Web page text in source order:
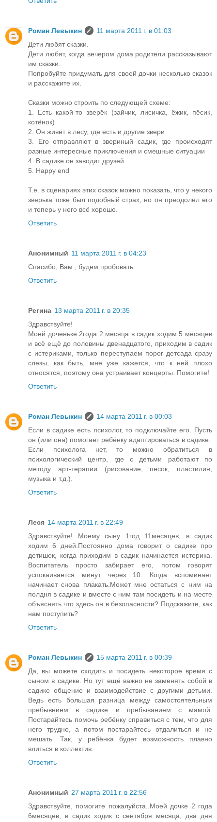
Роман Левыкин
11 марта 2011 г. в 01:03
Дети любят сказки.
Дети любят, когда вечером дома родители рассказывают
им сказки.
Попробуйте придумать для своей дочки несколько сказок
и расскажите их.
Сказки можно строить по следующей схеме:
1. Есть какой-то зверёк (зайчик, лисичка, ёжик, пёсик,
котёнок)
2. Он живёт в лесу, где есть и другие звери
3. Его отправляют в звериный садик, где происходят
разные интересные приключения и смешные ситуации
4. В садике он заводит друзей
5. Happy end
Т.е. в сценариях этих сказок можно показать, что у некого
зверька тоже был подобный страх, но он преодолел его
и теперь у него всё хорошо.
Ответить
Анонимный 11 марта 2011 г. в 04:23
Спасибо, Вам , будем пробовать.
Ответить
Регина 13 марта 2011 г. в 20:35
Здравствуйте!
Моей доченьке 2года 2 месяца в садик ходим 5 месяцев
и всё ещё до половины двенадцатого, приходим в садик
с истериками, только переступаем порог детсада сразу
слезы, как быть, мне уже кажется, что к ней плохо
относятся, поэтому она устраивает концерты. Помогите!
Ответить
Роман Левыкин
14 марта 2011 г. в 00:03
Если в садике есть психолог, то подключайте его. Пусть
он (или она) помогает ребёнку адаптироваться в садике.
Если психолога нет, то можно обратиться в
психологический центр, где с детьми работают по
методу арт-терапии (рисование, песок, пластилин,
музыка и т.д.).
Ответить
Леся 14 марта 2011 г. в 22:49
Здравствуйте! Моему сыну 1год 11месяцев, в садик
ходим 6 дней.Постоянно дома говорит о садике про
детишек, когда приходим в садик начинается истерика.
Воспитатель просто забирает его, потом говорят
успокаивается минут через 10. Когда вспоминает
начинает снова плакать.Может мне остаться с ним на
полдня в садике и вместе с ним там посидеть и на месте
объяснять что здесь он в безопасности? Подскажите, как
нам поступить?
Ответить
Роман Левыкин
15 марта 2011 г. в 00:39
Да, вы можете сходить и посидеть некоторое время с
сыном в садике. Но тут ещё важно не заменять собой в
садике общение и взаимодействие с другими детьми.
Ведь есть большая разница между самостоятельным
пребывнием в садике и пребыванием с мамой.
Постарайтесь помочь ребёнку справиться с тем, что для
него трудно, а потом постарайтесь отдалиться и не
мешать. Так, у ребёнка будет возможность плавно
влиться в коллектив.
Ответить
Анонимный 27 марта 2011 г. в 22:56
Здравствуйте, помогите пожалуйста..Моей дочке 2 года
6месяцев, в садик ходик с сентября месяца, два дня